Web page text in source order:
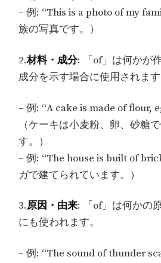
– 例: “This is a photo of my
族の写真です。）
2.材料・成分: 「of」は何かが
成分を示す場合に使用されます
– 例: “A cake is made of flour,
（ケーキは小麦粉、卵、砂糖
す。）
– 例: “The house is built of
ガで建てられています。）
3.原因・由来: 「of」は何かの
にも使われます。
– 例: “The sound of thunder